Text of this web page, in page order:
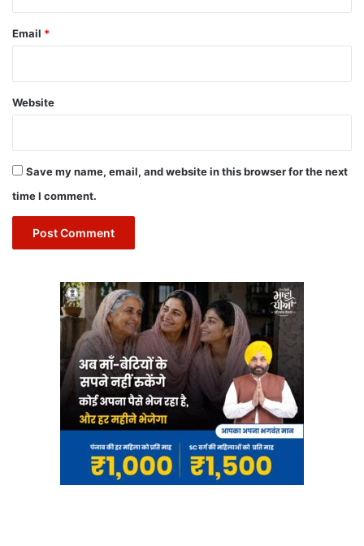
Email *
Website
Save my name, email, and website in this browser for the next
time I comment.